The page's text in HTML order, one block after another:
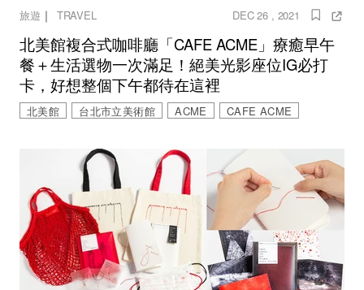
旅遊 ｜ TRAVEL DEC 26 , 2021
北美館複合式咖啡廳「CAFE ACME」療癒早午
餐＋生活選物一次滿足！絕美光影座位IG必打
卡，好想整個下午都待在這裡
北美館 台北市立美術館 ACME CAFE ACME